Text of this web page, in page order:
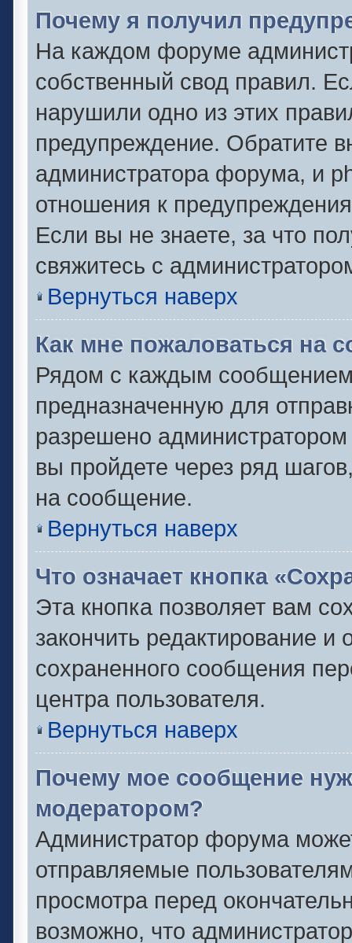
Почему я получил
На каждом форуме
собственный свод правил.
нарушили одно из этих
предупреждение. Обратите
администратора форума, и
отношения к
Если вы не знаете, за что
свяжитесь с
Вернуться наверх
Как мне пожаловаться на
Рядом с каждым сообщением
предназначенную для
разрешено
вы пройдете через ряд
на сообщение.
Вернуться наверх
Что означает кнопка
Эта кнопка позволяет вам
закончить редактирование и
сохраненного сообщения
центра пользователя.
Вернуться наверх
Почему мое сообщение
модератором?
Администратор форума
отправляемые
просмотра перед
возможно, что